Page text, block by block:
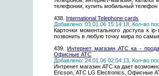
телефонии, купить мобильный телефон
438. International Telephone cards
Добавлено: 03.01.06 15:14:18, Кол-во
Карточки моментального доступа к
позвонить в любую точку мира по
439.Интернет магазин АТС ка -
Офисные АТС
Добавлено: 24.01.06 02:04:13, Кол-во
Интренет магазин АТС ка дает
Ericson, АТС LG Electronics, Офисные